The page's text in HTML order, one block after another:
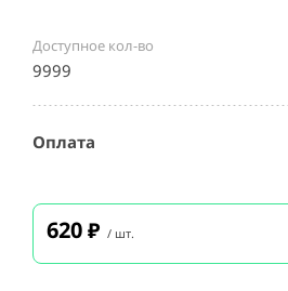
Доступное кол-во
9999
Оплата
620₽ / шт.